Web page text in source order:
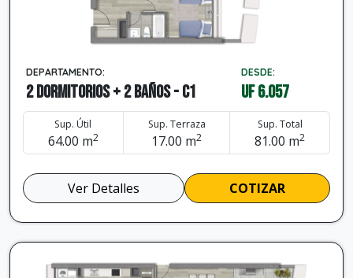
DEPARTAMENTO:
2 dormitorios + 2 baños - C1
DESDE:
UF 6.057
Sup. Útil
64.00 m2
Sup. Terraza
17.00 m2
Sup. Total
81.00 m2
Ver Detalles COTIZAR